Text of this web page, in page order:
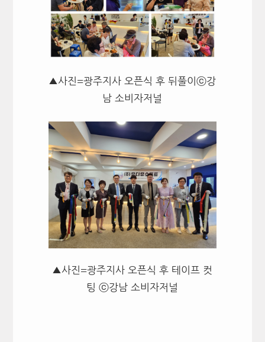
▲사진=광주지사 오픈식 후 뒤풀이ⓒ강
남 소비자저널
▲사진=광주지사 오픈식 후 테이프 컷
팅 ⓒ강남 소비자저널